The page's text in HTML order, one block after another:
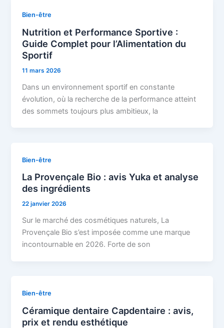
Bien-être
Nutrition et Performance Sportive :
Guide Complet pour l’Alimentation du
Sportif
11 mars 2026
Dans un environnement sportif en constante
évolution, où la recherche de la performance atteint
des sommets toujours plus ambitieux, la
Bien-être
La Provençale Bio : avis Yuka et analyse
des ingrédients
22 janvier 2026
Sur le marché des cosmétiques naturels, La
Provençale Bio s’est imposée comme une marque
incontournable en 2026. Forte de son
Bien-être
Céramique dentaire Capdentaire : avis,
prix et rendu esthétique